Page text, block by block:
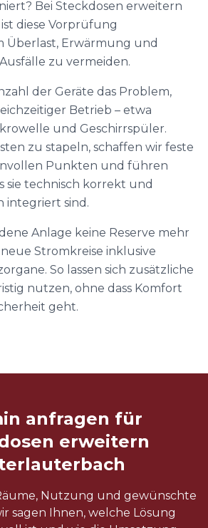
Bei Steckdosen erweitern
diese Vorprüfung
Überlast, Erwärmung und
zu vermeiden.
der Geräte das Problem,
Betrieb – etwa
und Geschirrspüler.
zu stapeln, schaffen wir feste
Punkten und führen
sie technisch korrekt und
integriert sind.
Anlage keine Reserve mehr
Stromkreise inklusive
So lassen sich zusätzliche
nutzen, ohne dass Komfort
geht.
anfragen für
erweitern
Nutzung und gewünschte
sagen Ihnen, welche Lösung